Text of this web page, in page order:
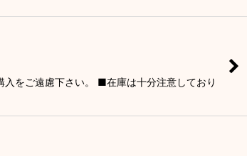
をご遠慮下さい。 ■在庫は十分注意しており